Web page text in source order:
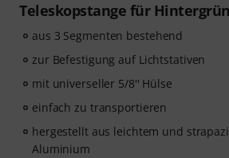
Teleskopstange für
aus 3 Segmenten bestehend
zur Befestigung auf Lichtstativen
mit universeller 5/8'' Hülse
einfach zu transportieren
hergestellt aus leichtem und
Aluminium